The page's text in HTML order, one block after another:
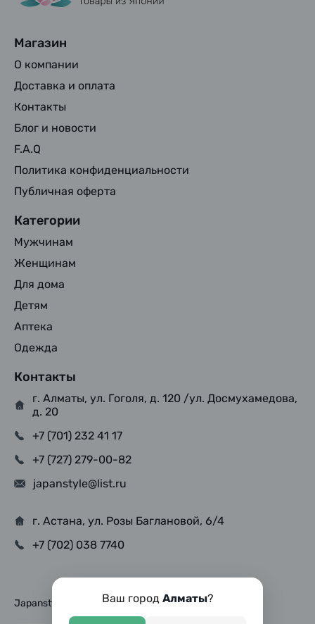
Ваш город Алматы?
Магазин
О компании
Доставка и оплата
Контакты
Блог и новости
F.A.Q
Политика конфиденциальности
Публичная оферта
Категории
Мужчинам
Женщинам
Для дома
Детям
Аптека
Одежда
Контакты
г. Алматы, ул. Гоголя, д. 120 /ул. Досмухамедова,
д. 20
+7 (701) 232 41 17
+7 (727) 279-00-82
japanstyle@list.ru
г. Астана, ул. Розы Баглановой, 6/4
+7 (702) 038 7740
Japanstyle © Copyright 2025, Все права защищены